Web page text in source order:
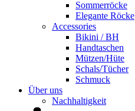
Sommerröcke
Elegante Röcke
Accessories
Bikini / BH
Handtaschen
Mützen/Hüte
Schals/Tücher
Schmuck
Über uns
Nachhaltigkeit